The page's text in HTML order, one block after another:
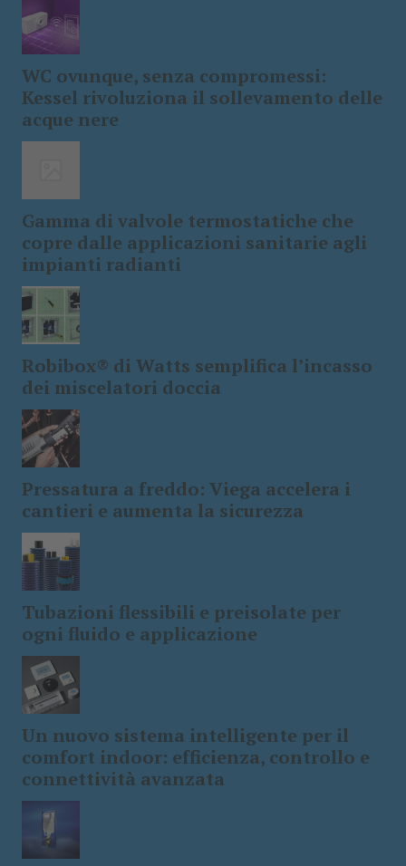
WC ovunque, senza compromessi:
Kessel rivoluziona il sollevamento delle
acque nere
Gamma di valvole termostatiche che
copre dalle applicazioni sanitarie agli
impianti radianti
Robibox® di Watts semplifica l’incasso
dei miscelatori doccia
Pressatura a freddo: Viega accelera i
cantieri e aumenta la sicurezza
Tubazioni flessibili e preisolate per
ogni fluido e applicazione
Un nuovo sistema intelligente per il
comfort indoor: efficienza, controllo e
connettività avanzata